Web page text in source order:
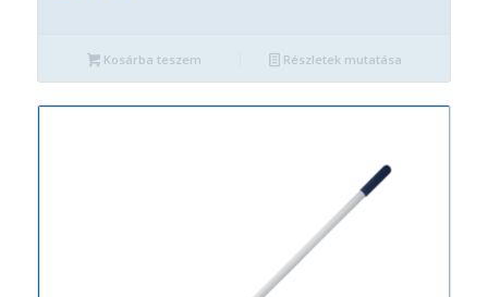
Kosárba teszem Részletek mutatása